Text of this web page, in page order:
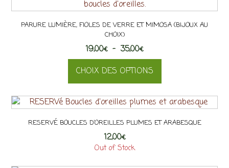
PARURE LUMIÈRE, FIOLES DE VERRE ET MIMOSA (BIJOUX AU
CHOIX)
19,00€ – 35,00€Plage
de
prix :
19,00€
à
35,00€
CHOIX DES OPTIONS
produit
plusieurs
variations.
Les
RESERVÉ BOUCLES D’OREILLES PLUMES ET ARABESQUE
12,00€
Out of Stock